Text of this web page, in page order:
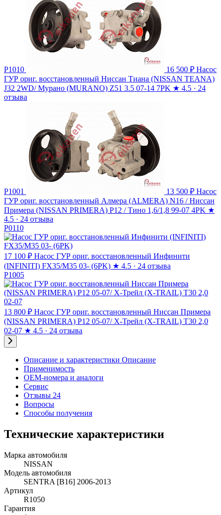
P1010 16 500 ₽ Насос
ГУР ориг. восстановленный Ниссан Тиана (NISSAN TEANA)
J32 2WD/ Мурано (MURANO) Z51 3.5 07-14 7PK ★ 4.5 · 24
отзыва
P1001 13 500 ₽ Насос
ГУР ориг. восстановленный Алмера (ALMERA) N16 / Ниссан
Примера (NISSAN PRIMERA) P12 / Тино 1,6/1,8 99-07 4PK ★
4.5 · 24 отзыва
P0110
17 100 ₽ Насос ГУР ориг. восстановленный Инфинити
(INFINITI) FX35/M35 03- (6PK) ★ 4.5 · 24 отзыва
P1005
13 800 ₽ Насос ГУР ориг. восстановленный Ниссан Примера
(NISSAN PRIMERA) P12 05-07/ Х-Трейл (X-TRAIL) T30 2,0
02-07 ★ 4.5 · 24 отзыва
Описание и характеристики Описание
Применимость
OEM-номера и аналоги
Сервис
Отзывы 24
Вопросы
Способы получения
Технические характеристики
Марка автомобиля
NISSAN
Модель автомобиля
SENTRA [B16] 2006-2013
Артикул
R1050
Гарантия